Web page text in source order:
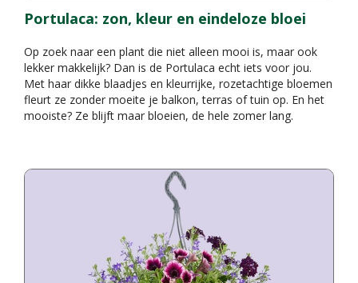
Portulaca: zon, kleur en eindeloze bloei
Op zoek naar een plant die niet alleen mooi is, maar ook
lekker makkelijk? Dan is de Portulaca echt iets voor jou.
Met haar dikke blaadjes en kleurrijke, rozetachtige bloemen
fleurt ze zonder moeite je balkon, terras of tuin op. En het
mooiste? Ze blijft maar bloeien, de hele zomer lang.